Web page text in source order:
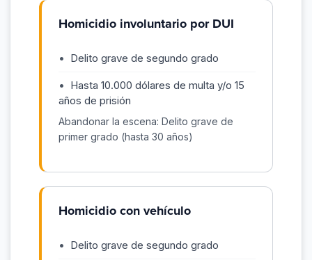
Homicidio involuntario por DUI
Delito grave de segundo grado
Hasta 10.000 dólares de multa y/o 15
años de prisión
Abandonar la escena: Delito grave de
primer grado (hasta 30 años)
Homicidio con vehículo
Delito grave de segundo grado